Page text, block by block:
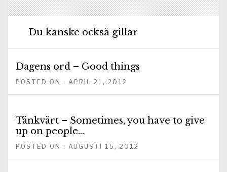
Du kanske också gillar
Dagens ord – Good things
POSTED ON : APRIL 21, 2012
Tänkvärt – Sometimes, you have to give
up on people…
POSTED ON : AUGUSTI 15, 2012